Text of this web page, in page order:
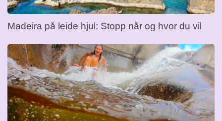
Madeira på leide hjul: Stopp når og hvor du vil